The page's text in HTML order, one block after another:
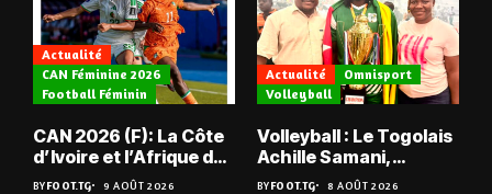
Actualité
CAN Féminine 2026
Football Féminin
CAN 2026 (F): La Côte
d’Ivoire et l’Afrique du
Sud tombent
BYFOOT.TG 9 AOÛT 2026
Actualité
Omnisport
Volleyball
Volleyball : Le Togolais
Achille Samani,
champion du Bénin !
BYFOOT.TG 8 AOÛT 2026